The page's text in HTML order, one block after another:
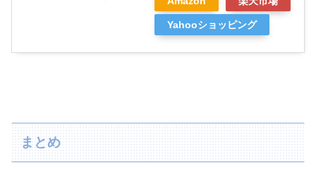
Yahooショッピング
まとめ